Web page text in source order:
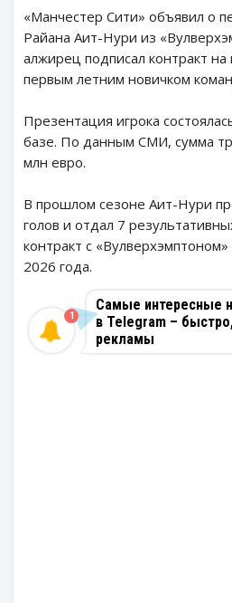
«Манчестер Сити» объявил о
Райана Аит-Нури из
алжирец подписал контракт на
первым летним новичком
Презентация игрока
базе. По данным СМИ, сумма
млн евро.
В прошлом сезоне Аит-Нури
голов и отдал 7
контракт с
2026 года.
Самые интересные
в Telegram –
рекламы
1